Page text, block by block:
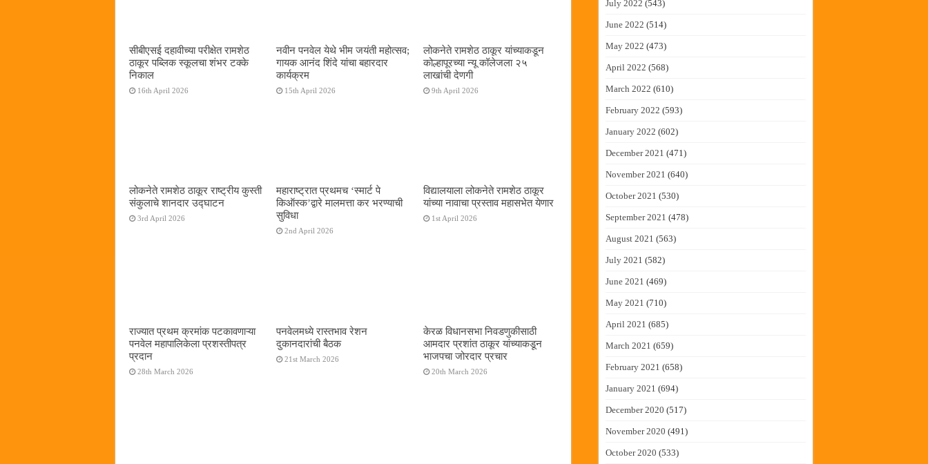
सीबीएसई दहावीच्या परीक्षेत रामशेठ
ठाकूर पब्लिक स्कूलचा शंभर टक्के
निकाल
16th April 2026
नवीन पनवेल येथे भीम जयंती महोत्सव;
गायक आनंद शिंदे यांचा बहारदार
कार्यक्रम
15th April 2026
लोकनेते रामशेठ ठाकूर यांच्याकडून
कोल्हापूरच्या न्यू कॉलेजला २५
लाखांची देणगी
9th April 2026
लोकनेते रामशेठ ठाकूर राष्ट्रीय कुस्ती
संकुलाचे शानदार उद्घाटन
3rd April 2026
महाराष्ट्रात प्रथमच ‌‘स्मार्ट पे
किऑस्क‌’द्वारे मालमत्ता कर भरण्याची
सुविधा
2nd April 2026
विद्यालयाला लोकनेते रामशेठ ठाकूर
यांच्या नावाचा प्रस्ताव महासभेत येणार
1st April 2026
राज्यात प्रथम क्रमांक पटकावणाऱ्या
पनवेल महापालिकेला प्रशस्तीपत्र
प्रदान
28th March 2026
पनवेलमध्ये रास्तभाव रेशन
दुकानदारांची बैठक
21st March 2026
केरळ विधानसभा निवडणुकीसाठी
आमदार प्रशांत ठाकूर यांच्याकडून
भाजपचा जोरदार प्रचार
20th March 2026
July 2022 (543)
June 2022 (514)
May 2022 (473)
April 2022 (568)
March 2022 (610)
February 2022 (593)
January 2022 (602)
December 2021 (471)
November 2021 (640)
October 2021 (530)
September 2021 (478)
August 2021 (563)
July 2021 (582)
June 2021 (469)
May 2021 (710)
April 2021 (685)
March 2021 (659)
February 2021 (658)
January 2021 (694)
December 2020 (517)
November 2020 (491)
October 2020 (533)